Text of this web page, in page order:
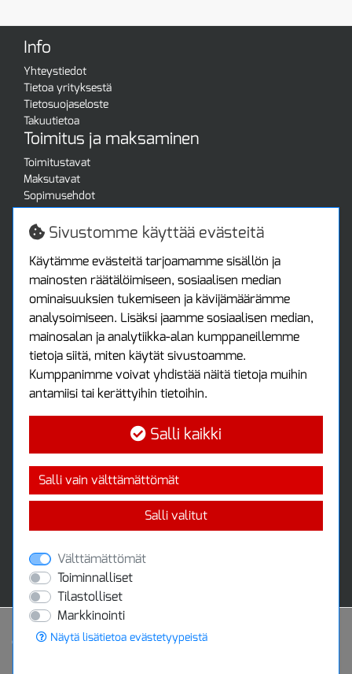
Info
Yhteystiedot
Tietoa yrityksestä
Tietosuojaseloste
Takuutietoa
Toimitus ja maksaminen
Toimitustavat
Maksutavat
Sopimusehdot
Turvallista ostamista
Jälleenmyyjille
Tax free / verovapaa myynti
Asiakastilini
Asiakastili
Luo tili
Kirjaudu sisään
Ota yhteyttä
Protools Oy
Tuottajankatu 13
Uutiskirje
Tilaa maksuton uutiskirjeemme
© 2020 Protools Oy
Sivustomme käyttää evästeitä
Käytämme evästeitä tarjoamamme sisällön ja
mainosten räätälöimiseen, sosiaalisen median
ominaisuuksien tukemiseen ja kävijämäärämme
analysoimiseen. Lisäksi jaamme sosiaalisen median,
mainosalan ja analytiikka-alan kumppaneillemme
tietoja siitä, miten käytät sivustoamme.
Kumppanimme voivat yhdistää näitä tietoja muihin
antamiisi tai kerättyihin tietoihin.
Salli kaikki
Salli vain välttämättömät
Salli valitut
Välttämättömät
Toiminnalliset
Tilastolliset
Markkinointi
Näytä lisätietoa evästetyypeistä